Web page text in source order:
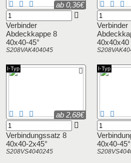
Verbinder
Abdeckkappe 8
40x40-45°
S208VAK404045
ab 0,36€
Verbinder
40x40x40
Verbindungssatz 8
40x40-2x45°
S208VS4040245
ab 2,68€
I-Typ
40x40-45°
I-Typ